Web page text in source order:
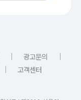
｜ 광고문의
｜
｜ 고객센터